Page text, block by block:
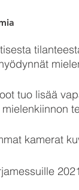
tuo lisää
kamerat